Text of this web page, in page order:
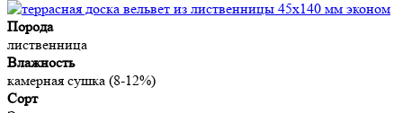
Порода
лиственница
Влажность
камерная сушка (8-12%)
Сорт